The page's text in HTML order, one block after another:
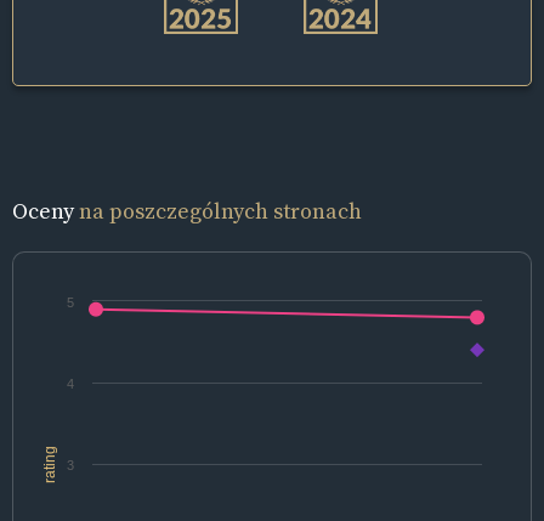
Ocenyna poszczególnych stronach
rating 3
4
5